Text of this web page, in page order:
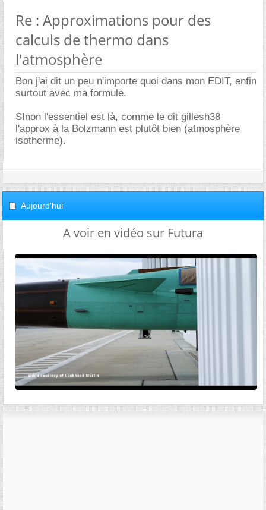
Re : Approximations pour des
calculs de thermo dans
l'atmosphère
Bon j'ai dit un peu n'importe quoi dans mon EDIT, enfin
surtout avec ma formule.
SInon l'essentiel est là, comme le dit gillesh38
l'approx à la Bolzmann est plutôt bien (atmosphère
isotherme).
Aujourd'hui
A voir en vidéo sur Futura